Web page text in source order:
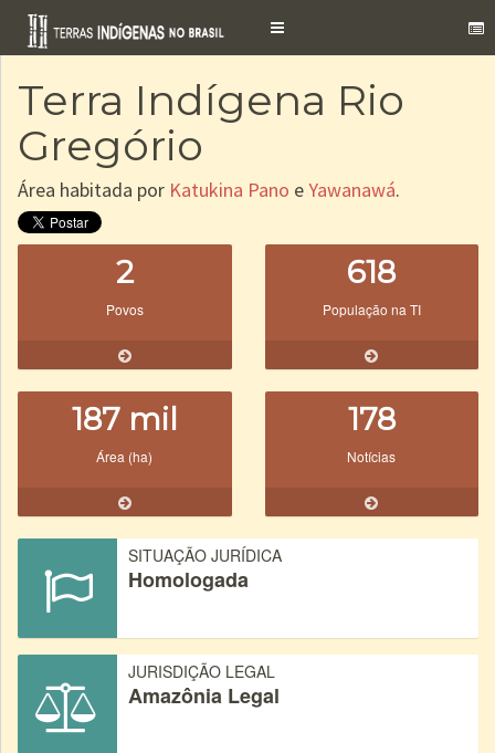
Toggle
Terra Indígena Rio
Gregório
Área habitada por Katukina Pano eYawanawá.
2
Povos
618
População na TI
187 mil
Área (ha)
178
Notícias
SITUAÇÃO JURÍDICA
Homologada
JURISDIÇÃO LEGAL
Amazônia Legal